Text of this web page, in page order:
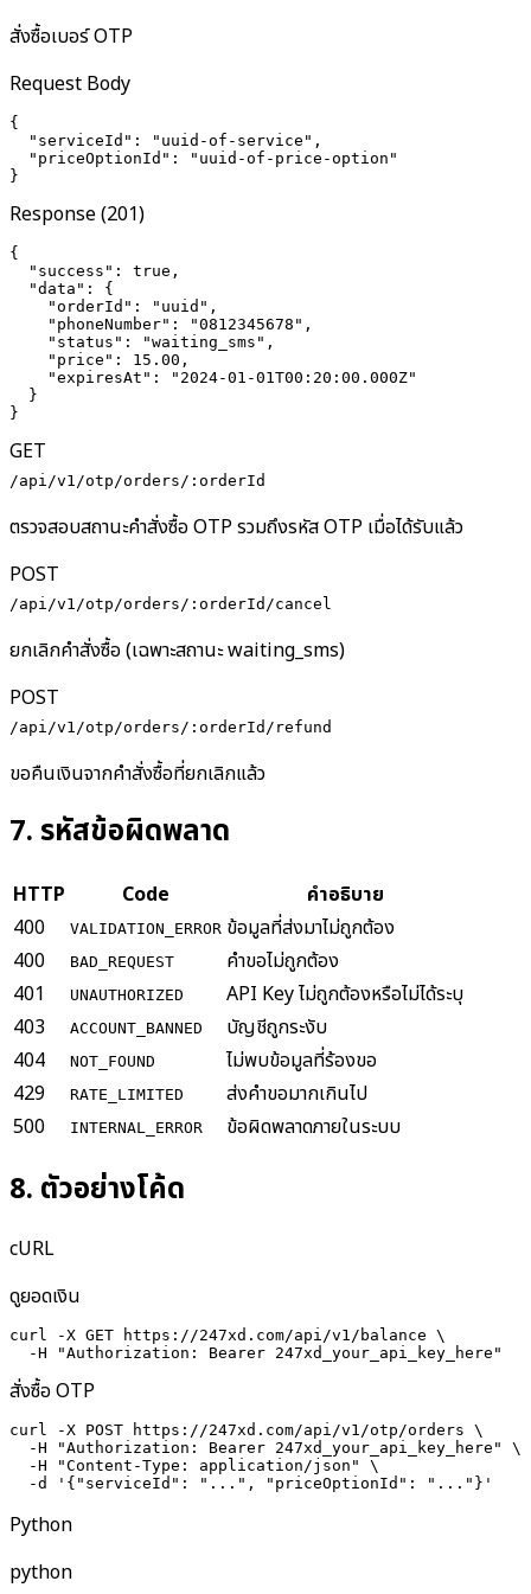
สั่งซื้อเบอร์ OTP
Request Body
{
  "serviceId": "uuid-of-service",
  "priceOptionId": "uuid-of-price-option"
}
Response (201)
{
  "success": true,
  "data": {
    "orderId": "uuid",
    "phoneNumber": "0812345678",
    "status": "waiting_sms",
    "price": 15.00,
    "expiresAt": "2024-01-01T00:20:00.000Z"
  }
}
GET
/api/v1/otp/orders/:orderId
ตรวจสอบสถานะคำสั่งซื้อ OTP รวมถึงรหัส OTP เมื่อได้รับแล้ว
POST
/api/v1/otp/orders/:orderId/cancel
ยกเลิกคำสั่งซื้อ (เฉพาะสถานะ waiting_sms)
POST
/api/v1/otp/orders/:orderId/refund
ขอคืนเงินจากคำสั่งซื้อที่ยกเลิกแล้ว
7.รหัสข้อผิดพลาด
HTTP Code
คำอธิบาย
400
VALIDATION_ERROR ข้อมูลที่ส่งมาไม่ถูกต้อง
400
BAD_REQUEST
คำขอไม่ถูกต้อง
401
UNAUTHORIZED
API Key ไม่ถูกต้องหรือไม่ได้ระบุ
403
ACCOUNT_BANNED
บัญชีถูกระงับ
404
NOT_FOUND
ไม่พบข้อมูลที่ร้องขอ
429
RATE_LIMITED
ส่งคำขอมากเกินไป
500
INTERNAL_ERROR ข้อผิดพลาดภายในระบบ
8. ตัวอย่างโค้ด
cURL
ดูยอดเงิน
curl -X GET https://247xd.com/api/v1/balance \
  -H "Authorization: Bearer 247xd_your_api_key_here"
สั่งซื้อ OTP
curl -X POST https://247xd.com/api/v1/otp/orders \
  -H "Authorization: Bearer 247xd_your_api_key_here" \
  -H "Content-Type: application/json" \
  -d '{"serviceId": "...", "priceOptionId": "..."}'
Python
python